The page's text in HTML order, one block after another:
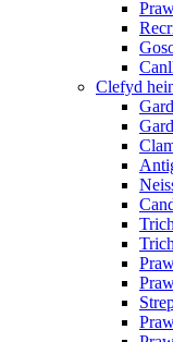
Clefyd